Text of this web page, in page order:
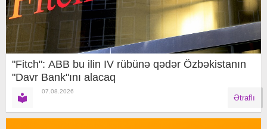
"Fitch": ABB bu ilin IV rübünə qədər Özbəkistanın
"Davr Bank"ını alacaq
07.08.2026
Ətraflı